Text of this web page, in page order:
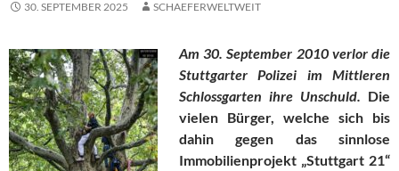
30. SEPTEMBER 2025 SCHAEFERWELTWEIT
Am 30. September 2010 verlor die
Stuttgarter Polizei im Mittleren
Schlossgarten ihre Unschuld. Die
vielen Bürger, welche sich bis
dahin gegen das sinnlose
Immobilienprojekt „Stuttgart 21“